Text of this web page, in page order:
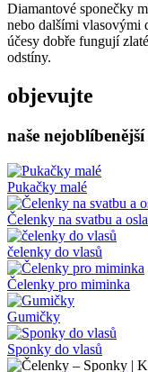
Diamantové sponečky
nebo dalšími vlasovými
účesy dobře fungují
odstíny.
objevujte
naše nejoblíbenější
Pukačky malé
Čelenky na svatbu a
čelenky do vlasů
Čelenky pro miminka
Gumičky
Sponky do vlasů